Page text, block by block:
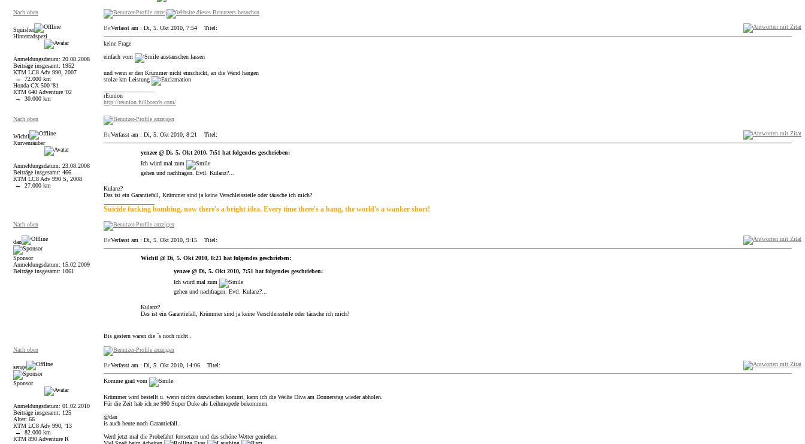
Nach oben
Squisher
Hinterradspezi
Anmeldungsdatum: 20.08.2008
Beiträge insgesamt: 1952
KTM LC8 Adv 990, 2007
→ 72.000 km
Honda CX 500 '81
KTM 640 Adventure '02
→ 30.000 km
Verfasst am : Di, 5. Okt 2010, 7:54 Titel:
keine Frage
einfach vom
austauschen lassen
und wenn er den Krümmer nicht einschickt, an die Wand hängen
stolze km Leistung
rEunion
http://reunion.fullboards.com/
Nach oben
Wichtl
Kurvenräuber
Anmeldungsdatum: 23.08.2008
Beiträge insgesamt: 466
KTM LC8 Adv 990 S, 2008
→ 27.000 km
Verfasst am : Di, 5. Okt 2010, 8:21 Titel:
yenzee @ Di, 5. Okt 2010, 7:51 hat folgendes geschrieben:
Ich würd mal zum
gehen und nachfragen. Evtl. Kulanz?...
Kulanz?
Das ist ein Garantiefall, Krümmer sind ja keine Verschleissteile oder täusche ich mich?
Suicide fucking bombing, now there's a bright idea. Every time there's a bang, the world's a wanker short!
Nach oben
dan
Sponsor
Anmeldungsdatum: 15.02.2009
Beiträge insgesamt: 1061
Verfasst am : Di, 5. Okt 2010, 9:15 Titel:
Wichtl @ Di, 5. Okt 2010, 8:21 hat folgendes geschrieben:
yenzee @ Di, 5. Okt 2010, 7:51 hat folgendes geschrieben:
Ich würd mal zum
gehen und nachfragen. Evtl. Kulanz?...
Kulanz?
Das ist ein Garantiefall, Krümmer sind ja keine Verschleissteile oder täusche ich mich?
Bis gestern waren die ´s noch nicht .
Nach oben
senge
Sponsor
Anmeldungsdatum: 01.02.2010
Beiträge insgesamt: 125
Alter: 66
KTM LC8 Adv 990, '13
→ 82.000 km
KTM 890 Adventure R
Verfasst am : Di, 5. Okt 2010, 14:06 Titel:
Komme grad vom
Krümmer wird bestellt u. wenn nichts dazwischen kommt, kann ich die Weiße Diva am Donnerstag wieder abholen.
Für die Zeit hab ich ne 990 Super Duke als Leihmopede bekommen.
@dan
is auch heute noch Garantiefall.
Werd jetzt mal die Probefahrt fortsetzen und das schöne Wetter genießen.